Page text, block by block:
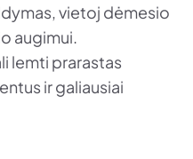
vietoj dėmesio
augimui.
lemti prarastas
ir galiausiai